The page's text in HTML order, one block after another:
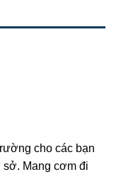
cho các bạn
sở. Mang cơm đi